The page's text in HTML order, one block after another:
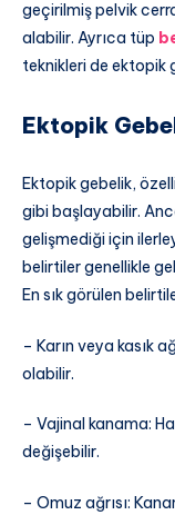
geçirilmiş pelvik
alabilir. Ayrıca tüp
teknikleri de ektopik
Ektopik
Ektopik gebelik,
gibi başlayabilir.
gelişmediği için
belirtiler genellikle
En sık görülen
– Karın veya kasık
olabilir.
– Vajinal kanama:
değişebilir.
– Omuz ağrısı: